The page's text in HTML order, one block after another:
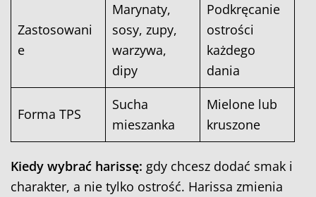
Zastosowani
e
Marynaty,
sosy, zupy,
warzywa,
dipy
Podkręcanie
ostrości
każdego
dania
Forma TPS
Sucha
mieszanka
Mielone lub
kruszone
Kiedy wybrać harissę: gdy chcesz dodać smak i
charakter, a nie tylko ostrość. Harissa zmienia